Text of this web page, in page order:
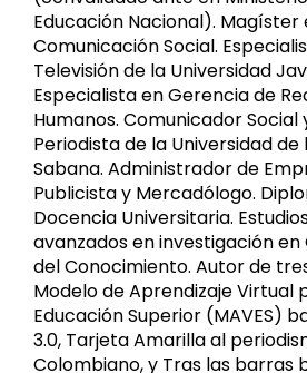
Educación Nacional). Magíster
Comunicación Social.
Televisión de la Universidad
Especialista en Gerencia de
Humanos. Comunicador Social
Periodista de la Universidad de
Sabana. Administrador de
Publicista y Mercadólogo.
Docencia Universitaria.
avanzados en investigación en
del Conocimiento. Autor de
Modelo de Aprendizaje Virtual
Educación Superior (MAVES)
3.0, Tarjeta Amarilla al
Colombiano, y Tras las barras